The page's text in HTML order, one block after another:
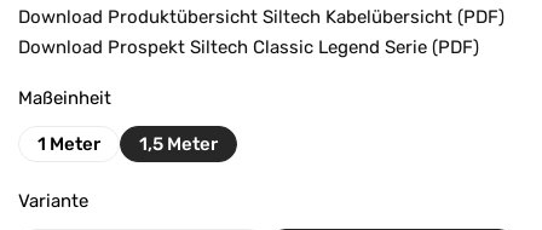
Download Produktübersicht Siltech Kabelübersicht (PDF)
Download Prospekt Siltech Classic Legend Serie (PDF)
Maßeinheit
1 Meter 1,5 Meter
Variante